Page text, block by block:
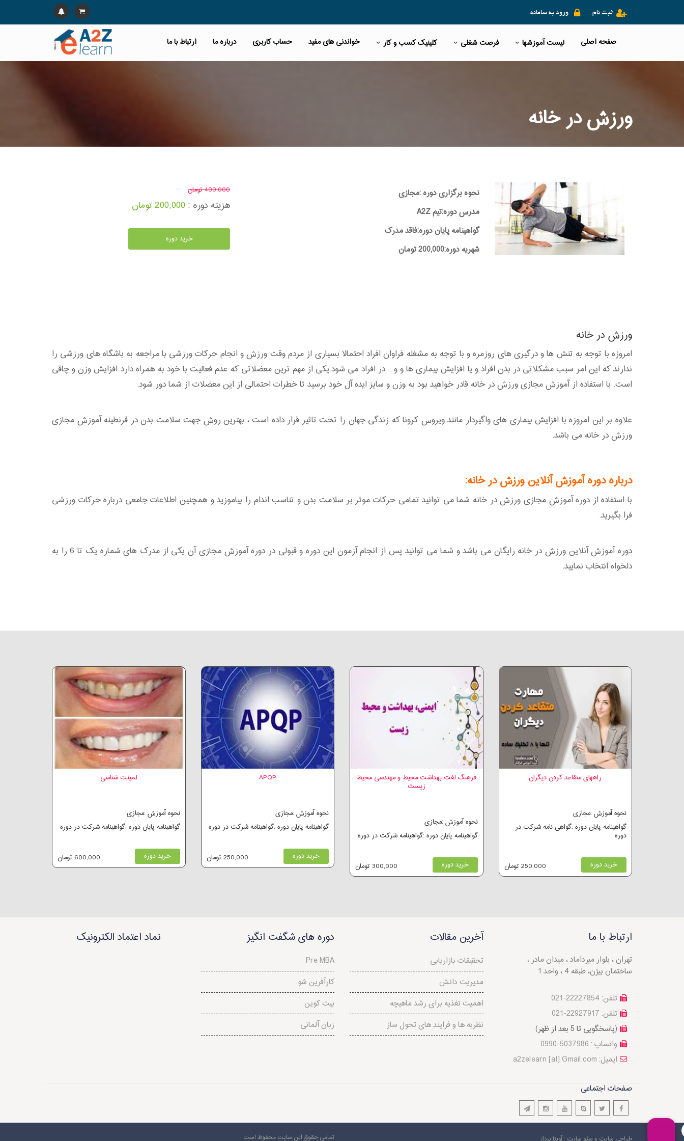
ورود به سامانه ثبت نام
صفحه اصلی لیست آموزشها فرصت شغلی کلینیک کسب و کار خواندنی های مفید حساب کاربری درباره ما ارتباط با ما
ورزش در خانه
نحوه برگزاری دوره :مجازی
مدرس دوره:تیم A2Z
گواهینامه پایان دوره:فاقد مدرک
شهریه دوره:200,000 تومان
400,000 تومان
هزینه دوره : 200,000 تومان
خرید دوره
ورزش در خانه
امروزه با توجه به تنش ها و درگیری های روزمره و با توجه به مشغله فراوان افراد احتمالا بسیاری از مردم وقت ورزش و انجام حرکات ورزشی با مراجعه به باشگاه های ورزشی را
ندارند که این امر سبب مشکلاتی در بدن افراد و یا افزایش بیماری ها و و... در افراد می شود.یکی از مهم ترین معضلاتی که عدم فعالیت با خود به همراه دارد افزایش وزن و چاقی
است. با استفاده از آموزش مجازی ورزش در خانه قادر خواهید بود به وزن و سایز ایده آل خود برسید تا خطرات احتمالی از این معضلات از شما دور شود.
علاوه بر این امروزه با افزایش بیماری های واگیردار مانند ویروس کرونا که زندگی جهان را تحت تاثیر قرار داده است ، بهترین روش جهت سلامت بدن در قرنطینه آموزش مجازی
ورزش در خانه می باشد.
درباره دوره آموزش آنلاین ورزش در خانه:
با استفاده از دوره آموزش مجازی ورزش در خانه شما می توانید تمامی حرکات موثر بر سلامت بدن و تناسب اندام را بیاموزید و همچنین اطلاعات جامعی درباره حرکات ورزشی
فرا بگیرید.
دوره آموزش آنلاین ورزش در خانه رایگان می باشد و شما می توانید پس از انجام آزمون این دوره و قبولی در دوره آموزش مجازی آن یکی از مدرک های شماره یک تا 6 را به
دلخواه انتخاب نمایید.
لمینت شناسی
نحوه آموزش :مجازی
گواهینامه پایان دوره :گواهینامه شرکت در دوره
خرید دوره 600,000 تومان
APQP
نحوه آموزش :مجازی
گواهینامه پایان دوره :گواهینامه شرکت در دوره
خرید دوره 250,000 تومان
فرهنگ لغت بهداشت محیط و مهندسی محیط
زیست
نحوه آموزش :مجازی
گواهینامه پایان دوره :گواهینامه شرکت در دوره
خرید دوره 300,000 تومان
راههای متقاعد کردن دیگران
نحوه آموزش :مجازی
گواهینامه پایان دوره :گواهی نامه شرکت در
دوره
خرید دوره 250,000 تومان
ارتباط با ما
تهران ، بلوار میرداماد ، میدان مادر ،
ساختمان بیژن، طبقه 4 ، واحد 1
تلفن: 22227854-021
تلفن: 22927917-021
(پاسخگویی تا 5 بعد از ظهر)
واتساپ : 5037986-0990
a2zelearn [at] Gmail.com :ایمیل
آخرین مقالات
تحقیقات بازاریابی
مدیریت دانش
اهمیت تغذیه برای رشد ماهیچه
نظريه ها و فرايند های تحول ساز
دوره های شگفت انگیز
Pre MBA
کارآفرین شو
بیت کوین
زبان آلمانی
نماد اعتماد الکترونیک
صفحات اجتماعی
تمامی حقوق این سایت محفوظ است . طراحی سایت و سئو سایت : آوینا پرداز